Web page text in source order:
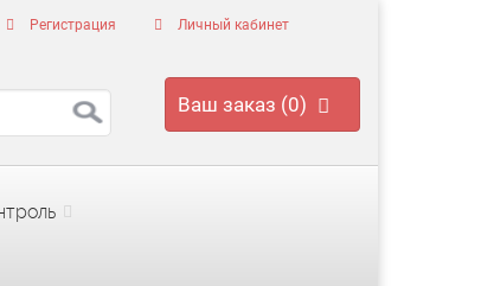
Регистрация Личный кабинет
Ваш заказ (0)